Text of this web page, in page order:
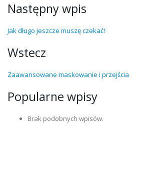
Następny wpis
Jak długo jeszcze muszę czekać!
Wstecz
Zaawansowane maskowanie i przejścia
Popularne wpisy
Brak podobnych wpisów.